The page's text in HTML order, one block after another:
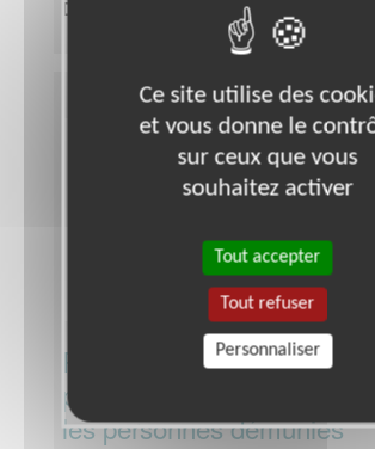
Disponibilité demandée :
Référent(e) Régional(e)
pour une association qui
les personnes démunies
Ce site utilise des
et vous donne le
sur ceux que vous
souhaitez activer
Tout accepter
Tout refuser
Personnaliser